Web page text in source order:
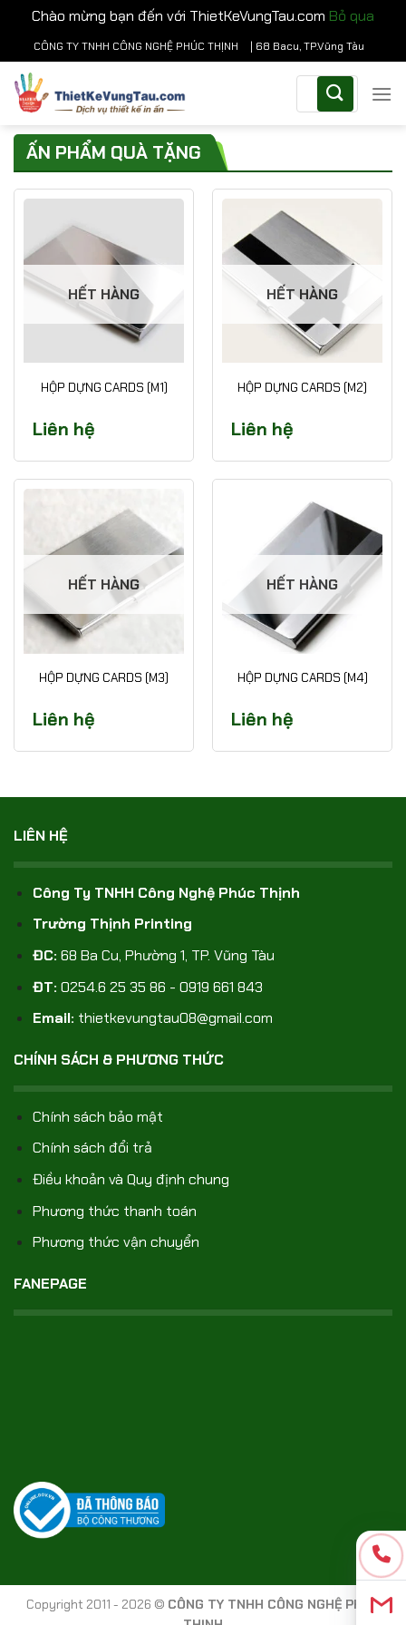
Chào mừng bạn đến với ThietKeVungTau.com Bỏ qua
Chuyển
đến
nội
dung
CÔNG TY TNHH CÔNG NGHỆ PHÚC THỊNH | 68 Bacu, TP.Vũng Tàu
kiếm:
ẤN PHẨM QUÀ TẶNG
HẾT HÀNG
HỘP DỰNG CARDS (M1)
Liên hệ
HẾT HÀNG
HỘP DỰNG CARDS (M2)
Liên hệ
HẾT HÀNG
HỘP DỰNG CARDS (M3)
Liên hệ
HẾT HÀNG
HỘP DỰNG CARDS (M4)
Liên hệ
LIÊN HỆ
Công Ty TNHH Công Nghệ Phúc Thịnh
Trường Thịnh Printing
ĐC: 68 Ba Cu, Phường 1, TP. Vũng Tàu
ĐT: 0254.6 25 35 86 - 0919 661 843
Email: thietkevungtau08@gmail.com
CHÍNH SÁCH & PHƯƠNG THỨC
Chính sách bảo mật
Chính sách đổi trả
Điều khoản và Quy định chung
Phương thức thanh toán
Phương thức vận chuyển
FANEPAGE
Copyright 2011 - 2026 © CÔNG TY TNHH CÔNG NGHỆ PHÚC